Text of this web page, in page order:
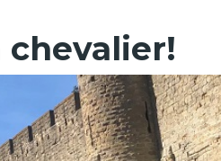
chevalier!